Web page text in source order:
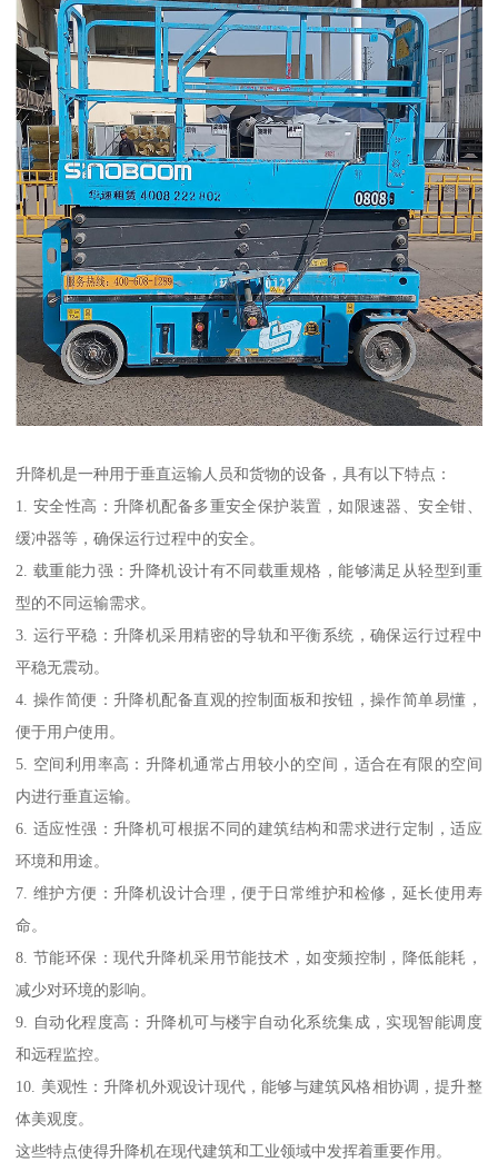
升降机是一种用于垂直运输人员和货物的设备，具有以下特点：
1. 安全性高：升降机配备多重安全保护装置，如限速器、安全钳、
缓冲器等，确保运行过程中的安全。
2. 载重能力强：升降机设计有不同载重规格，能够满足从轻型到重
型的不同运输需求。
3. 运行平稳：升降机采用精密的导轨和平衡系统，确保运行过程中
平稳无震动。
4. 操作简便：升降机配备直观的控制面板和按钮，操作简单易懂，
便于用户使用。
5. 空间利用率高：升降机通常占用较小的空间，适合在有限的空间
内进行垂直运输。
6. 适应性强：升降机可根据不同的建筑结构和需求进行定制，适应
环境和用途。
7. 维护方便：升降机设计合理，便于日常维护和检修，延长使用寿
命。
8. 节能环保：现代升降机采用节能技术，如变频控制，降低能耗，
减少对环境的影响。
9. 自动化程度高：升降机可与楼宇自动化系统集成，实现智能调度
和远程监控。
10. 美观性：升降机外观设计现代，能够与建筑风格相协调，提升整
体美观度。
这些特点使得升降机在现代建筑和工业领域中发挥着重要作用。